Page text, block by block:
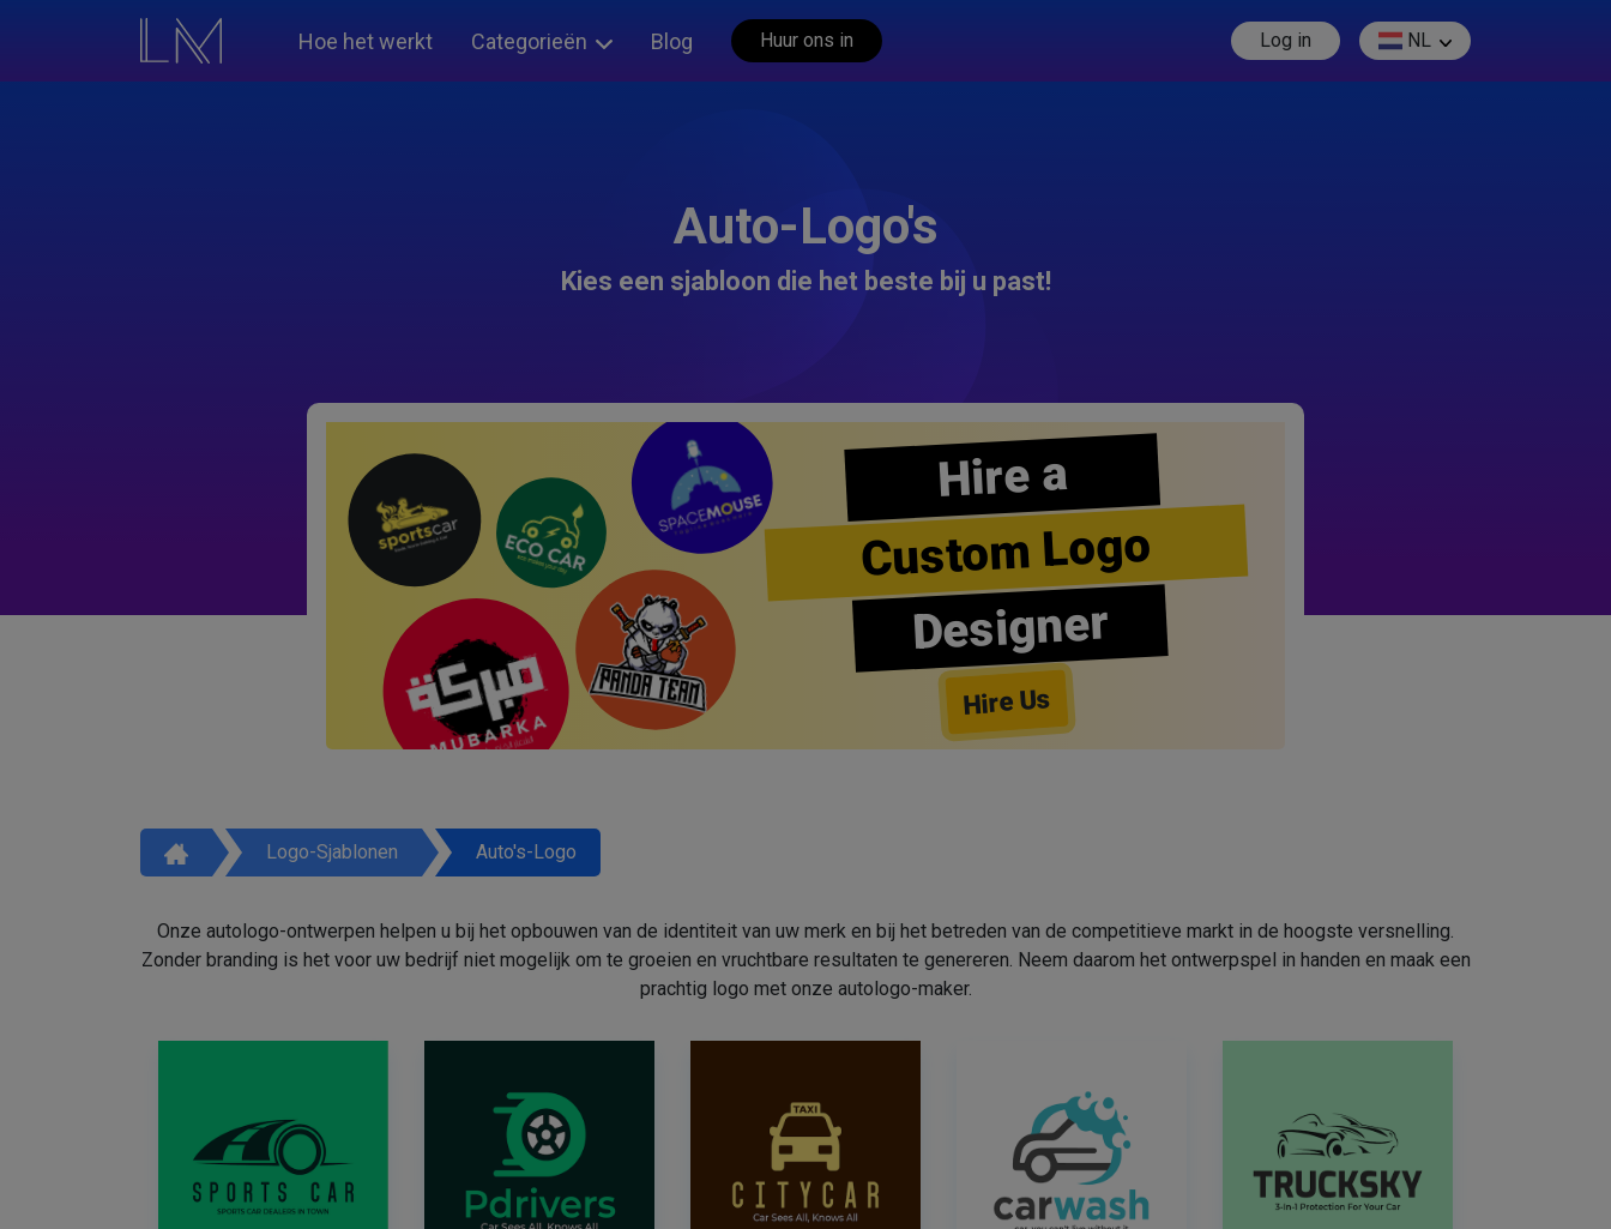
Hoe het werkt Categorieën Blog Huur ons in Log in NL
Auto-Logo's
Kies een sjabloon die het beste bij u past!
Hire a
Custom Logo
Designer
Hire Us
Logo-Sjablonen Auto's-Logo
Onze autologo-ontwerpen helpen u bij het opbouwen van de identiteit van uw merk en bij het betreden van de competitieve markt in de hoogste versnelling.
Zonder branding is het voor uw bedrijf niet mogelijk om te groeien en vruchtbare resultaten te genereren. Neem daarom het ontwerpspel in handen en maak een
prachtig logo met onze autologo-maker.